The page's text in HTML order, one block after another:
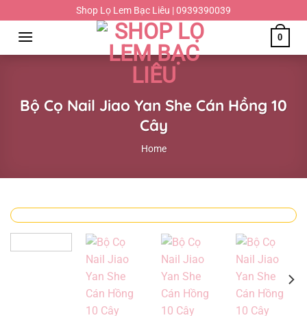
đến
dung
Shop Lọ Lem Bạc Liêu | 0939390039
0
Bộ Cọ Nail Jiao Yan She Cán Hồng 10
Cây
Home